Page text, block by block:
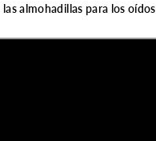
las almohadillas para los oídos